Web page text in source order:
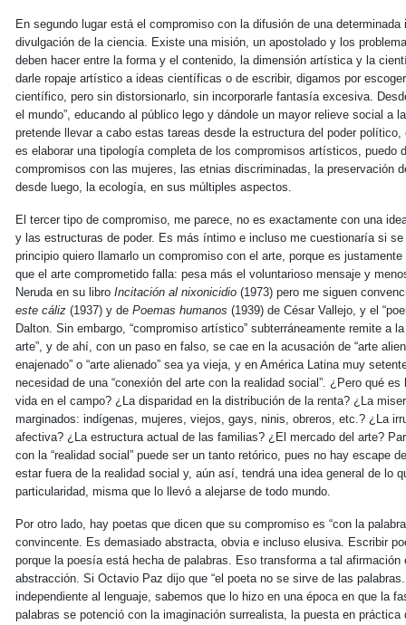
En segundo lugar está el compromiso con la difusión de una
divulgación de la ciencia. Existe una misión, un apostolado y los
deben hacer entre la forma y el contenido, la dimensión artística y la
darle ropaje artístico a ideas científicas o de escribir, digamos por
científico, pero sin distorsionarlo, sin incorporarle fantasía excesiva.
el mundo”, educando al público lego y dándole un mayor relieve social a
pretende llevar a cabo estas tareas desde la estructura del poder
es elaborar una tipología completa de los compromisos artísticos, puedo
compromisos con las mujeres, las etnias discriminadas, la preservación
desde luego, la ecología, en sus múltiples aspectos.
El tercer tipo de compromiso, me parece, no es exactamente con una
y las estructuras de poder. Es más íntimo e incluso me cuestionaría si
principio quiero llamarlo un compromiso con el arte, porque es
que el arte comprometido falla: pesa más el voluntarioso mensaje y
Neruda en su libro Incitación al nixonicidio (1973) pero me siguen
este cáliz (1937) y de Poemas humanos (1939) de César Vallejo, y el
Dalton. Sin embargo, “compromiso artístico” subterráneamente remite a
arte”, y de ahí, con un paso en falso, se cae en la acusación de “arte
enajenado” o “arte alienado” sea ya vieja, y en América Latina muy
necesidad de una “conexión del arte con la realidad social”. ¿Pero qué
vida en el campo? ¿La disparidad en la distribución de la renta? ¿La
marginados: indígenas, mujeres, viejos, gays, ninis, obreros, etc.? ¿La
afectiva? ¿La estructura actual de las familias? ¿El mercado del arte?
con la “realidad social” puede ser un tanto retórico, pues no hay escape
estar fuera de la realidad social y, aún así, tendrá una idea general de lo
particularidad, misma que lo llevó a alejarse de todo mundo.
Por otro lado, hay poetas que dicen que su compromiso es “con la
convincente. Es demasiado abstracta, obvia e incluso elusiva. Escribir
porque la poesía está hecha de palabras. Eso transforma a tal
abstracción. Si Octavio Paz dijo que “el poeta no se sirve de las
independiente al lenguaje, sabemos que lo hizo en una época en que la
palabras se potenció con la imaginación surrealista, la puesta en